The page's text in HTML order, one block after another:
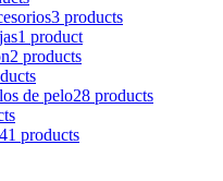
3 products
1 product
2 products
de pelo28 products
41 products